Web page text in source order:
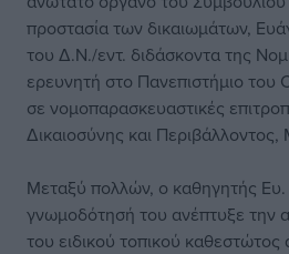
προστασία των δικαιωμάτων,
του Δ.Ν./εντ. διδάσκοντα της
ερευνητή στο Πανεπιστήμιο του
σε νομοπαρασκευαστικές
Δικαιοσύνης και
Μεταξύ πολλών, ο καθηγητής Ευ.
γνωμοδότησή του ανέπτυξε την
του ειδικού τοπικού καθεστώτος